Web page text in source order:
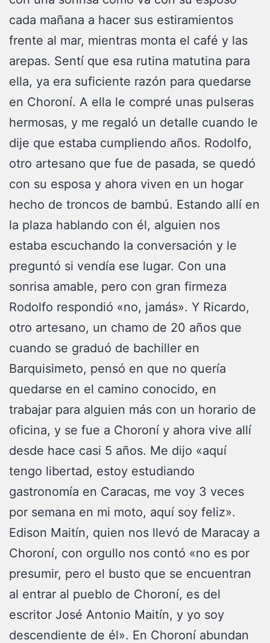
cada mañana a hacer sus estiramientos
frente al mar, mientras monta el café y las
arepas. Sentí que esa rutina matutina para
ella, ya era suficiente razón para quedarse
en Choroní. A ella le compré unas pulseras
hermosas, y me regaló un detalle cuando le
dije que estaba cumpliendo años. Rodolfo,
otro artesano que fue de pasada, se quedó
con su esposa y ahora viven en un hogar
hecho de troncos de bambú. Estando allí en
la plaza hablando con él, alguien nos
estaba escuchando la conversación y le
preguntó si vendía ese lugar. Con una
sonrisa amable, pero con gran firmeza
Rodolfo respondió «no, jamás». Y Ricardo,
otro artesano, un chamo de 20 años que
cuando se graduó de bachiller en
Barquisimeto, pensó en que no quería
quedarse en el camino conocido, en
trabajar para alguien más con un horario de
oficina, y se fue a Choroní y ahora vive allí
desde hace casi 5 años. Me dijo «aquí
tengo libertad, estoy estudiando
gastronomía en Caracas, me voy 3 veces
por semana en mi moto, aquí soy feliz».
Edison Maitín, quien nos llevó de Maracay a
Choroní, con orgullo nos contó «no es por
presumir, pero el busto que se encuentran
al entrar al pueblo de Choroní, es del
escritor José Antonio Maitín, y yo soy
descendiente de él». En Choroní abundan